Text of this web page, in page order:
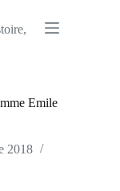
Emile
2018